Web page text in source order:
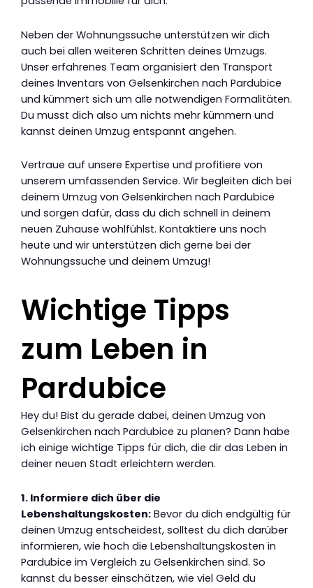
Neben der Wohnungssuche unterstützen wir dich
auch bei allen weiteren Schritten deines Umzugs.
Unser erfahrenes Team organisiert den Transport
deines Inventars von Gelsenkirchen nach Pardubice
und kümmert sich um alle notwendigen Formalitäten.
Du musst dich also um nichts mehr kümmern und
kannst deinen Umzug entspannt angehen.
Vertraue auf unsere Expertise und profitiere von
unserem umfassenden Service. Wir begleiten dich bei
deinem Umzug von Gelsenkirchen nach Pardubice
und sorgen dafür, dass du dich schnell in deinem
neuen Zuhause wohlfühlst. Kontaktiere uns noch
heute und wir unterstützen dich gerne bei der
Wohnungssuche und deinem Umzug!
Wichtige Tipps
zum Leben in
Pardubice
Hey du! Bist du gerade dabei, deinen Umzug von
Gelsenkirchen nach Pardubice zu planen? Dann habe
ich einige wichtige Tipps für dich, die dir das Leben in
deiner neuen Stadt erleichtern werden.
1. Informiere dich über die
Lebenshaltungskosten: Bevor du dich endgültig für
deinen Umzug entscheidest, solltest du dich darüber
informieren, wie hoch die Lebenshaltungskosten in
Pardubice im Vergleich zu Gelsenkirchen sind. So
kannst du besser einschätzen, wie viel Geld du